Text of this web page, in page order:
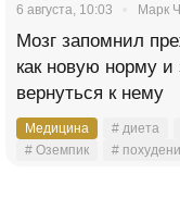
6 августа, 10:03 Марк
Мозг запомнил
как новую норму и
вернуться к нему
Медицина # диета
# Оземпик
#